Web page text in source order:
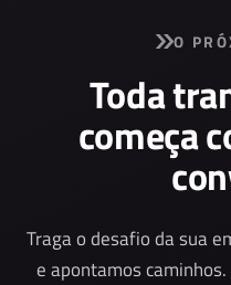
O
Toda
começa
Traga o desafio da sua
e apontamos